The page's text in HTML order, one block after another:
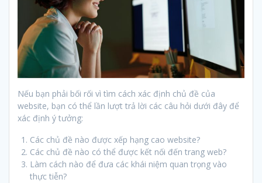
Nếu bạn phải bối rối vì tìm cách xác định chủ đề của
website, bạn có thể lần lượt trả lời các câu hỏi dưới đây để
xác định ý tưởng:
Các chủ đề nào được xếp hạng cao website?
Các chủ đề nào có thể được kết nối đến trang web?
Làm cách nào để đưa các khái niệm quan trọng vào
thực tiễn?